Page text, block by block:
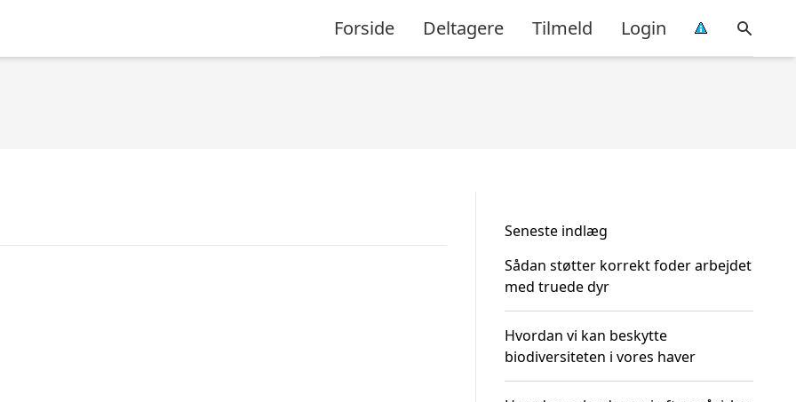
Forside Deltagere Tilmeld Login
Seneste indlæg
Sådan støtter korrekt foder arbejdet
med truede dyr
Hvordan vi kan beskytte
biodiversiteten i vores haver